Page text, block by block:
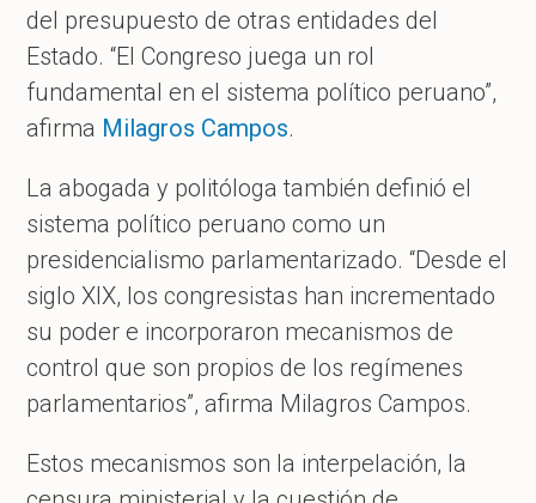
del presupuesto de otras entidades del
Estado. “El Congreso juega un rol
fundamental en el sistema político peruano”,
afirma Milagros Campos.
La abogada y politóloga también definió el
sistema político peruano como un
presidencialismo parlamentarizado. “Desde el
siglo XIX, los congresistas han incrementado
su poder e incorporaron mecanismos de
control que son propios de los regímenes
parlamentarios”, afirma Milagros Campos.
Estos mecanismos son la interpelación, la